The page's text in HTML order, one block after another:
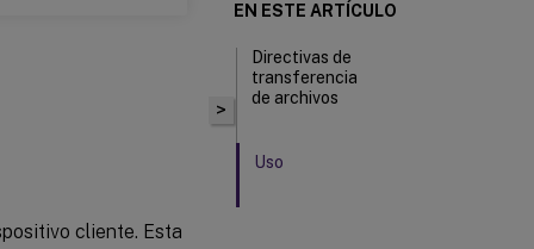
cliente. Esta
>
EN ESTE ARTÍCULO
Directivas de
transferencia
de archivos
Uso